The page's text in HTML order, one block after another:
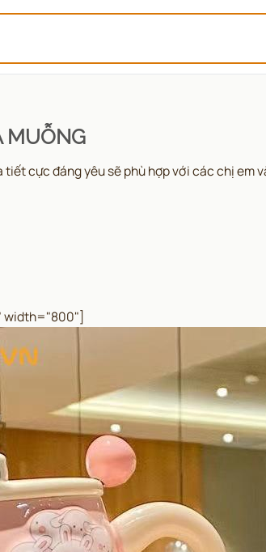
MUỖNG
tiết cực đáng yêu sẽ phù hợp với các chị
width="800"]